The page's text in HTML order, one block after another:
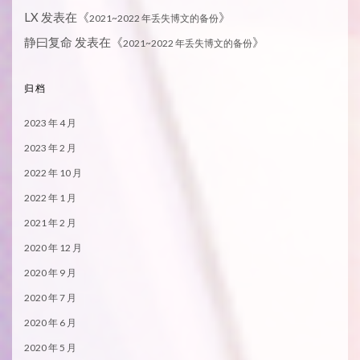
LX 发表在《2021~2022 年丢失博文的备份》
静曰复命 发表在《2021~2022 年丢失博文的备份》
归档
2023 年 4 月
2023 年 2 月
2022 年 10 月
2022 年 1 月
2021 年 2 月
2020 年 12 月
2020 年 9 月
2020 年 7 月
2020 年 6 月
2020 年 5 月